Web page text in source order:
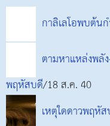
กาลิเลโอพบต้น
ตามหาแหล่งพลั
พฤหัสบดี/18 ส.ค. 40
เหตุใดดาวพฤหั